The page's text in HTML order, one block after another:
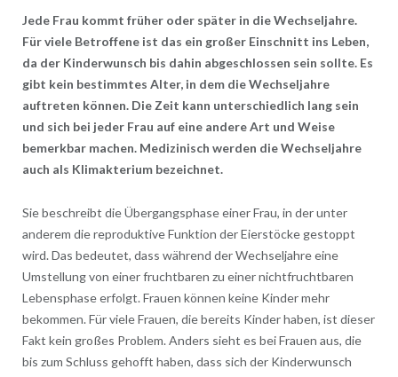
Jede Frau kommt früher oder später in die Wechseljahre.
Für viele Betroffene ist das ein großer Einschnitt ins Leben,
da der Kinderwunsch bis dahin abgeschlossen sein sollte. Es
gibt kein bestimmtes Alter, in dem die Wechseljahre
auftreten können. Die Zeit kann unterschiedlich lang sein
und sich bei jeder Frau auf eine andere Art und Weise
bemerkbar machen. Medizinisch werden die Wechseljahre
auch als Klimakterium bezeichnet.
Sie beschreibt die Übergangsphase einer Frau, in der unter
anderem die reproduktive Funktion der Eierstöcke gestoppt
wird. Das bedeutet, dass während der Wechseljahre eine
Umstellung von einer fruchtbaren zu einer nichtfruchtbaren
Lebensphase erfolgt. Frauen können keine Kinder mehr
bekommen. Für viele Frauen, die bereits Kinder haben, ist dieser
Fakt kein großes Problem. Anders sieht es bei Frauen aus, die
bis zum Schluss gehofft haben, dass sich der Kinderwunsch